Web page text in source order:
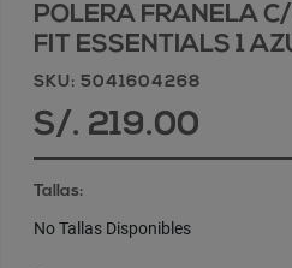
POLERA FRANELA
FIT ESSENTIALS 1
SKU: 5041604268
S/. 219.00
Tallas:
No Tallas Disponibles